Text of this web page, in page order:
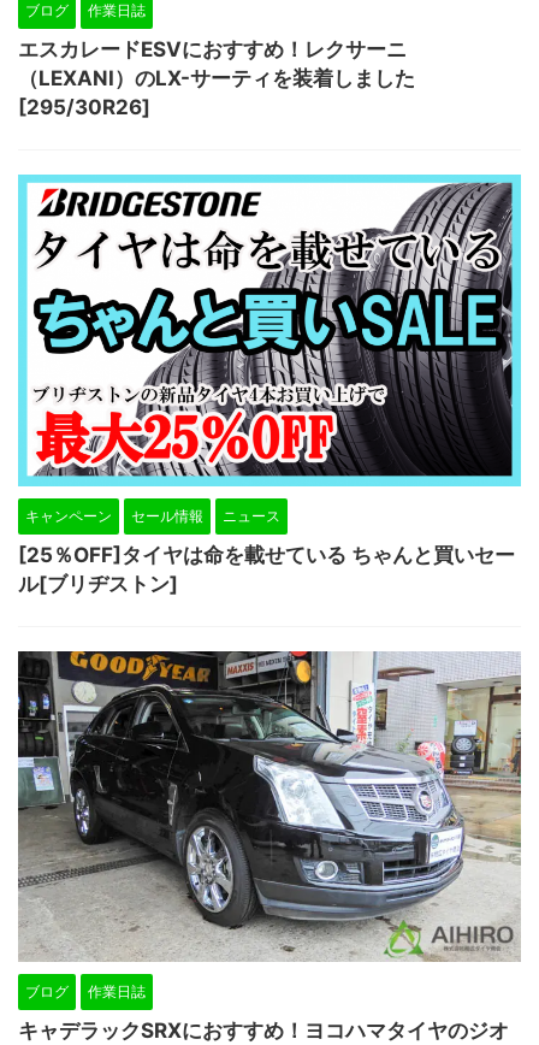
ブログ 作業日誌
エスカレードESVにおすすめ！レクサーニ
（LEXANI）のLX-サーティを装着しました
[295/30R26]
キャンペーン セール情報 ニュース
[25％OFF]タイヤは命を載せている ちゃんと買いセー
ル[ブリヂストン]
ブログ 作業日誌
キャデラックSRXにおすすめ！ヨコハマタイヤのジオ